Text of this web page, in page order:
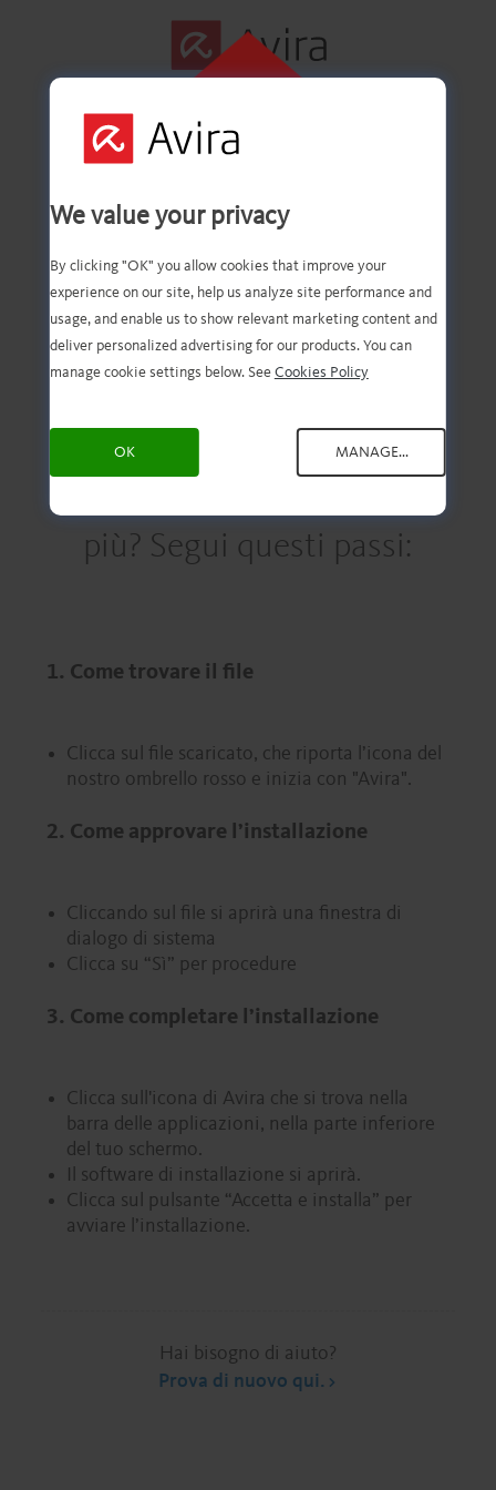
Installiamo la tua
Avira!
Per cominciare, clicca sul
file scaricato.
più? Segui questi passi:
1. Come trovare il file
Clicca sul file scaricato, che riporta l’icona del
nostro ombrello rosso e inizia con "Avira".
2. Come approvare l’installazione
Cliccando sul file si aprirà una finestra di
dialogo di sistema
Clicca su “Sì” per procedure
3. Come completare l’installazione
Clicca sull'icona di Avira che si trova nella
barra delle applicazioni, nella parte inferiore
del tuo schermo.
Il software di installazione si aprirà.
Clicca sul pulsante “Accetta e installa” per
avviare l’installazione.
Hai bisogno di aiuto?
Prova di nuovo qui.
FAI CLIC QUI PER
We value your privacy
By clicking "OK" you allow cookies that improve your
experience on our site, help us analyze site performance and
usage, and enable us to show relevant marketing content and
deliver personalized advertising for our products. You can
manage cookie settings below. See Cookies Policy
OK MANAGE...